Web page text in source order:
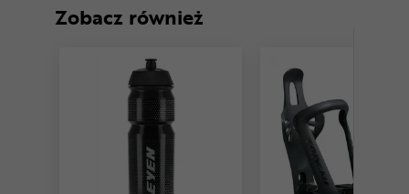
Zobacz również